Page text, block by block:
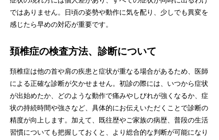
ではありません。日頃の姿勢や動作に気を配り、少しでも異変を
感じたら早めの対応が重要です。
頚椎症の検査方法、診断について
頚椎症は他の首や肩の疾患と症状が重なる場合があるため、医師
による正確な診断が欠かせません。初診の際には、いつから症状
が出始めたか、どのような動作で痛みやしびれが強くなるか、症
状の持続時間や強さなど、具体的にお伝えいただくことで診断の
精度が向上します。加えて、既往歴やご家族の病歴、普段の生活
習慣についても把握しておくと、より総合的な判断が可能になり